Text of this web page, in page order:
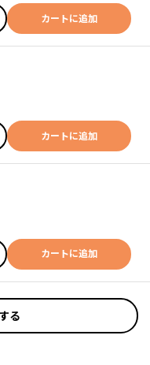
カートに追加
カートに追加
カートに追加
る